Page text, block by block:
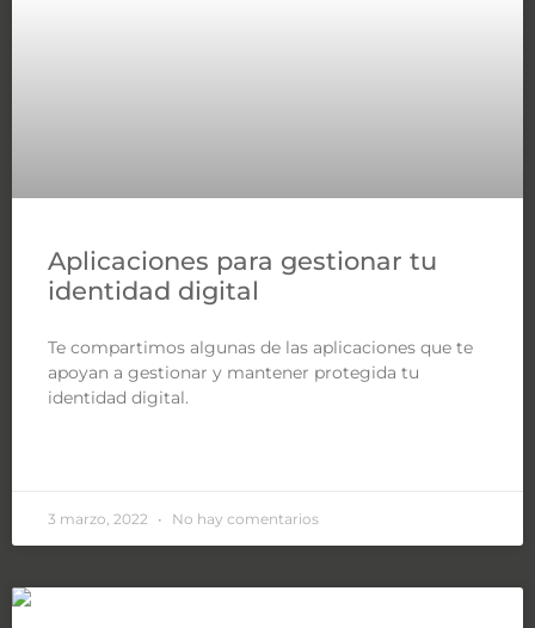
Aplicaciones para gestionar tu
identidad digital
Te compartimos algunas de las aplicaciones que te
apoyan a gestionar y mantener protegida tu
identidad digital.
3 marzo, 2022 No hay comentarios